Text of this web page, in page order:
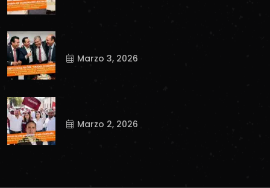
Marzo 3, 2026
Marzo 2, 2026